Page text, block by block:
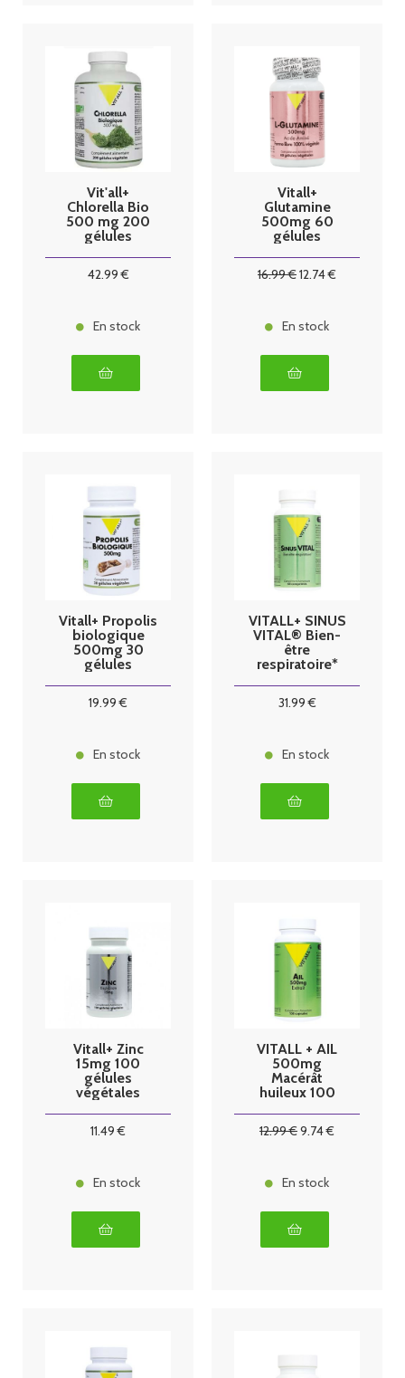
Vit'all+
Chlorella Bio
500 mg 200
gélules
42.99€
En stock
Vitall+
Glutamine
500mg 60
gélules
16.99€12.74€
En stock
Vitall+ Propolis
biologique
500mg 30
gélules
19.99 €
En stock
VITALL+ SINUS
VITAL® Bien-
être
respiratoire*
31.99€
En stock
Vitall+ Zinc
15mg 100
gélules
végétales
11.49 €
En stock
VITALL + AIL
500mg
Macérât
huileux 100
12.99€9.74€
En stock